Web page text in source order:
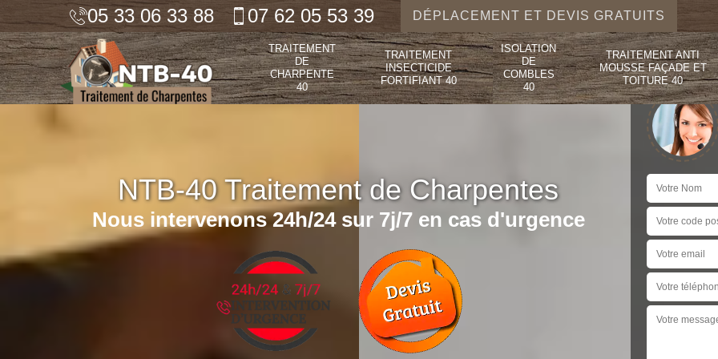
05 33 06 33 88 07 62 05 53 39 DÉPLACEMENT ET DEVIS GRATUITS
TRAITEMENT
DE
CHARPENTE
40
TRAITEMENT
INSECTICIDE
FORTIFIANT 40
ISOLATION
DE
COMBLES
40
TRAITEMENT ANTI
MOUSSE FAÇADE ET
TOITURE 40
NTB-40 Traitement de Charpentes
Nous intervenons 24h/24 sur 7j/7 en cas d'urgence